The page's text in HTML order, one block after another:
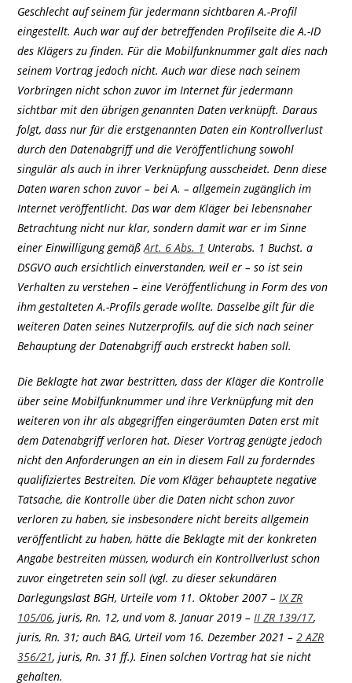
Geschlecht auf seinem für jedermann sichtbaren A.-Profil
eingestellt. Auch war auf der betreffenden Profilseite die A.-ID
des Klägers zu finden. Für die Mobilfunknummer galt dies nach
seinem Vortrag jedoch nicht. Auch war diese nach seinem
Vorbringen nicht schon zuvor im Internet für jedermann
sichtbar mit den übrigen genannten Daten verknüpft. Daraus
folgt, dass nur für die erstgenannten Daten ein Kontrollverlust
durch den Datenabgriff und die Veröffentlichung sowohl
singulär als auch in ihrer Verknüpfung ausscheidet. Denn diese
Daten waren schon zuvor – bei A. – allgemein zugänglich im
Internet veröffentlicht. Das war dem Kläger bei lebensnaher
Betrachtung nicht nur klar, sondern damit war er im Sinne
einer Einwilligung gemäßArt. 6 Abs. 1 Unterabs. 1 Buchst. a
DSGVO auch ersichtlich einverstanden, weil er – so ist sein
Verhalten zu verstehen – eine Veröffentlichung in Form des von
ihm gestalteten A.-Profils gerade wollte. Dasselbe gilt für die
weiteren Daten seines Nutzerprofils, auf die sich nach seiner
Behauptung der Datenabgriff auch erstreckt haben soll.
Die Beklagte hat zwar bestritten, dass der Kläger die Kontrolle
über seine Mobilfunknummer und ihre Verknüpfung mit den
weiteren von ihr als abgegriffen eingeräumten Daten erst mit
dem Datenabgriff verloren hat. Dieser Vortrag genügte jedoch
nicht den Anforderungen an ein in diesem Fall zu forderndes
qualifiziertes Bestreiten. Die vom Kläger behauptete negative
Tatsache, die Kontrolle über die Daten nicht schon zuvor
verloren zu haben, sie insbesondere nicht bereits allgemein
veröffentlicht zu haben, hätte die Beklagte mit der konkreten
Angabe bestreiten müssen, wodurch ein Kontrollverlust schon
zuvor eingetreten sein soll (vgl. zu dieser sekundären
Darlegungslast BGH, Urteile vom 11. Oktober 2007 – IX ZR
105/06, juris, Rn. 12, und vom 8. Januar 2019 – II ZR 139/17,
juris, Rn. 31; auch BAG, Urteil vom 16. Dezember 2021 –2 AZR
356/21, juris, Rn. 31 ff.). Einen solchen Vortrag hat sie nicht
gehalten.